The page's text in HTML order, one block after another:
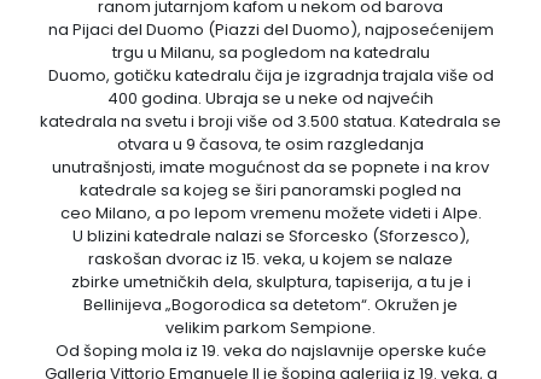
ranom jutarnjom kafom u nekom od barova
na Pijaci del Duomo (Piazzi del Duomo), najposećenijem
trgu u Milanu, sa pogledom na katedralu
Duomo, gotičku katedralu čija je izgradnja trajala više od
400 godina. Ubraja se u neke od najvećih
katedrala na svetu i broji više od 3.500 statua. Katedrala se
otvara u 9 časova, te osim razgledanja
unutrašnjosti, imate mogućnost da se popnete i na krov
katedrale sa kojeg se širi panoramski pogled na
ceo Milano, a po lepom vremenu možete videti i Alpe.
U blizini katedrale nalazi se Sforcesko (Sforzesco),
raskošan dvorac iz 15. veka, u kojem se nalaze
zbirke umetničkih dela, skulptura, tapiserija, a tu je i
Bellinijeva „Bogorodica sa detetom“. Okružen je
velikim parkom Sempione.
Od šoping mola iz 19. veka do najslavnije operske kuće
Galleria Vittorio Emanuele II je šoping galerija iz 19. veka, a
Lukovska Banja